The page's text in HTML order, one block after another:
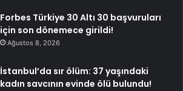
Forbes Türkiye 30 Altı 30 başvuruları
için son dönemece girildi!
Ağustos 8, 2026
İstanbul’da sır ölüm: 37 yaşındaki
kadın savcının evinde ölü bulundu!